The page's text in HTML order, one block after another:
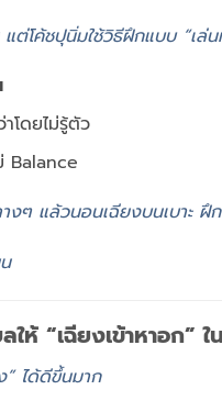
โค้ชปุนิ่มใช้วิธีฝึกแบบ “เล่น
โดยไม่รู้ตัว
Balance
งๆ แล้วนอนเฉียงบนเบาะ
ห้ “เฉียงเข้าหาอก”
ได้ดีขึ้นมาก